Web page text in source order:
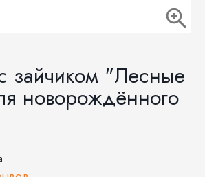
зайчиком "Лесные
новорождённого